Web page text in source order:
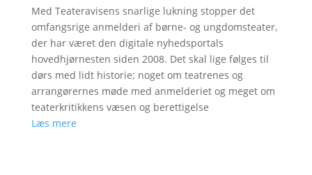
Med Teateravisens snarlige lukning stopper det
omfangsrige anmelderi af børne- og ungdomsteater,
der har været den digitale nyhedsportals
hovedhjørnesten siden 2008. Det skal lige følges til
dørs med lidt historie; noget om teatrenes og
arrangørernes møde med anmelderiet og meget om
teaterkritikkens væsen og berettigelse
Læs mere